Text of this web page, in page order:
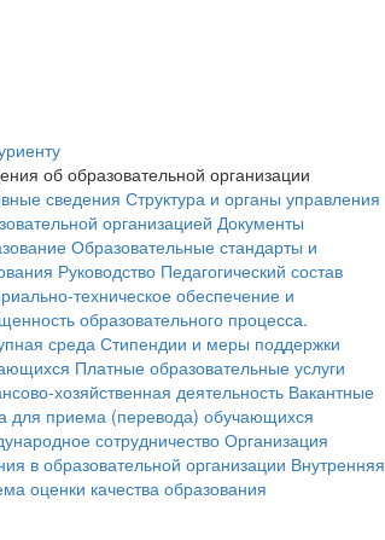
об образовательной организации
сведения Структура и органы управления
организацией Документы
Образовательные стандарты и
Руководство Педагогический состав
техническое обеспечение и
образовательного процесса.
среда Стипендии и меры поддержки
Платные образовательные услуги
хозяйственная деятельность Вакантные
для приема (перевода) обучающихся
сотрудничество Организация
в образовательной организации Внутренняя
оценки качества образования